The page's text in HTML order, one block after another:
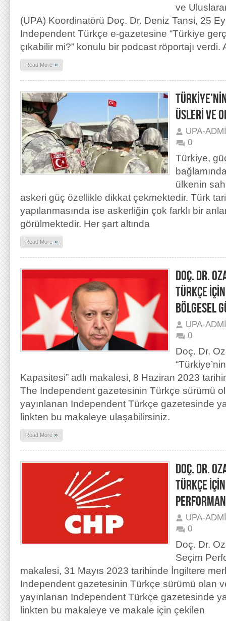
ve
(UPA) Koordinatörü Doç. Dr. Deniz Tansi, 25
Independent Türkçe e-gazetesine “Türkiye
çıkabilir mi?” konulu bir podcast röportajı verdi.
Read More »
ÜSLERİ VE
UPA-
0
Türkiye,
ülkenin
askeri güç özellikle dikkat çekmektedir. Türk
yapılanmasında ise askerliğin çok farklı bir
görülmektedir. Her şart altında
Read More »
DOÇ. DR.
TÜRKÇE
BÖLGESEL
UPA-
0
Doç. Dr.
Kapasitesi” adlı makalesi, 8 Haziran 2023
The Independent gazetesinin Türkçe sürümü
yayınlanan Independent Türkçe gazetesinde
linkten bu makaleye ulaşabilirsiniz.
Read More »
DOÇ. DR.
TÜRKÇE
UPA-
0
Doç. Dr.
Seçim
makalesi, 31 Mayıs 2023 tarihinde İngiltere
Independent gazetesinin Türkçe sürümü olan
yayınlanan Independent Türkçe gazetesinde
linkten bu makaleye ve makale için çekilen